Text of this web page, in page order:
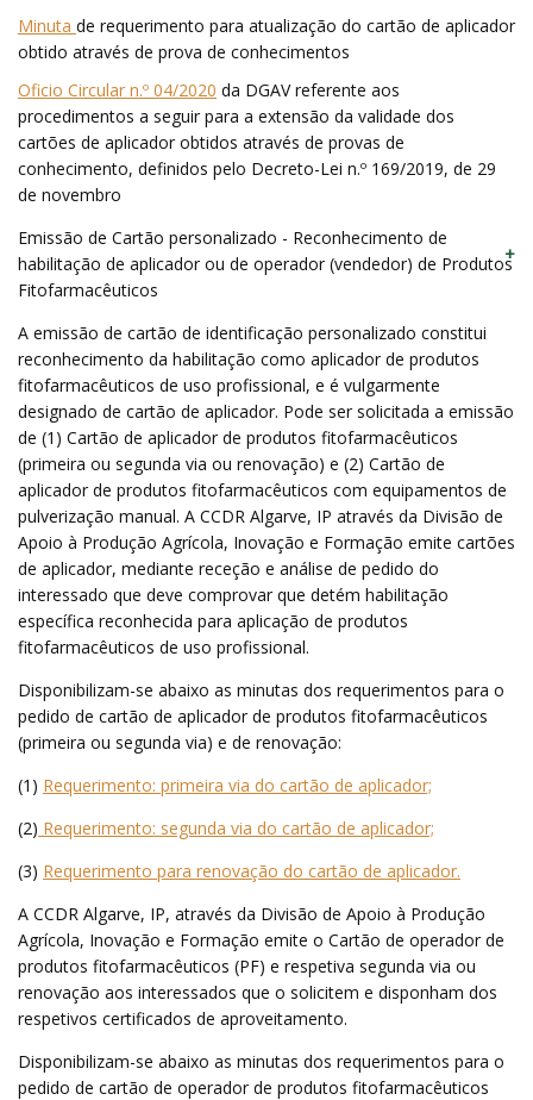
Minuta de requerimento para atualização do cartão de aplicador
obtido através de prova de conhecimentos
Oficio Circular n.º 04/2020 da DGAV referente aos
procedimentos a seguir para a extensão da validade dos
cartões de aplicador obtidos através de provas de
conhecimento, definidos pelo Decreto-Lei n.º 169/2019, de 29
de novembro
Emissão de Cartão personalizado - Reconhecimento de
habilitação de aplicador ou de operador (vendedor) de Produtos
Fitofarmacêuticos
A emissão de cartão de identificação personalizado constitui
reconhecimento da habilitação como aplicador de produtos
fitofarmacêuticos de uso profissional, e é vulgarmente
designado de cartão de aplicador. Pode ser solicitada a emissão
de (1) Cartão de aplicador de produtos fitofarmacêuticos
(primeira ou segunda via ou renovação) e (2) Cartão de
aplicador de produtos fitofarmacêuticos com equipamentos de
pulverização manual. A CCDR Algarve, IP através da Divisão de
Apoio à Produção Agrícola, Inovação e Formação emite cartões
de aplicador, mediante receção e análise de pedido do
interessado que deve comprovar que detém habilitação
específica reconhecida para aplicação de produtos
fitofarmacêuticos de uso profissional.
Disponibilizam-se abaixo as minutas dos requerimentos para o
pedido de cartão de aplicador de produtos fitofarmacêuticos
(primeira ou segunda via) e de renovação:
(1) Requerimento: primeira via do cartão de aplicador;
(2) Requerimento: segunda via do cartão de aplicador;
(3) Requerimento para renovação do cartão de aplicador.
A CCDR Algarve, IP, através da Divisão de Apoio à Produção
Agrícola, Inovação e Formação emite o Cartão de operador de
produtos fitofarmacêuticos (PF) e respetiva segunda via ou
renovação aos interessados que o solicitem e disponham dos
respetivos certificados de aproveitamento.
Disponibilizam-se abaixo as minutas dos requerimentos para o
pedido de cartão de operador de produtos fitofarmacêuticos